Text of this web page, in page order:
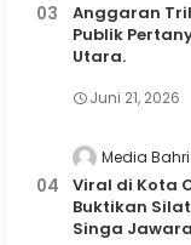
Anggaran
Publik
Utara.
Juni 21, 2026
Media Bahri
Viral di Kota
Buktikan
Singa Jawara